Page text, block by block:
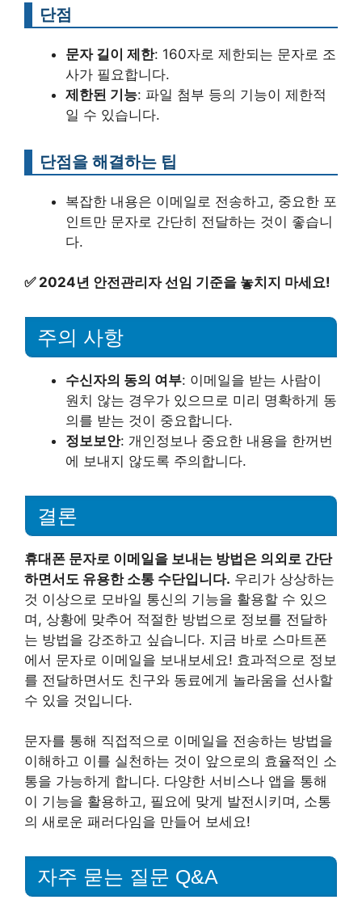
단점
문자 길이 제한: 160자로 제한되는 문자로 조
사가 필요합니다.
제한된 기능: 파일 첨부 등의 기능이 제한적
일 수 있습니다.
단점을 해결하는 팁
복잡한 내용은 이메일로 전송하고, 중요한 포
인트만 문자로 간단히 전달하는 것이 좋습니
다.
✅ 2024년 안전관리자 선임 기준을 놓치지 마세요!
주의 사항
수신자의 동의 여부: 이메일을 받는 사람이
원치 않는 경우가 있으므로 미리 명확하게 동
의를 받는 것이 중요합니다.
정보보안: 개인정보나 중요한 내용을 한꺼번
에 보내지 않도록 주의합니다.
결론
휴대폰 문자로 이메일을 보내는 방법은 의외로 간단
하면서도 유용한 소통 수단입니다. 우리가 상상하는
것 이상으로 모바일 통신의 기능을 활용할 수 있으
며, 상황에 맞추어 적절한 방법으로 정보를 전달하
는 방법을 강조하고 싶습니다. 지금 바로 스마트폰
에서 문자로 이메일을 보내보세요! 효과적으로 정보
를 전달하면서도 친구와 동료에게 놀라움을 선사할
수 있을 것입니다.
문자를 통해 직접적으로 이메일을 전송하는 방법을
이해하고 이를 실천하는 것이 앞으로의 효율적인 소
통을 가능하게 합니다. 다양한 서비스나 앱을 통해
이 기능을 활용하고, 필요에 맞게 발전시키며, 소통
의 새로운 패러다임을 만들어 보세요!
자주 묻는 질문 Q&A